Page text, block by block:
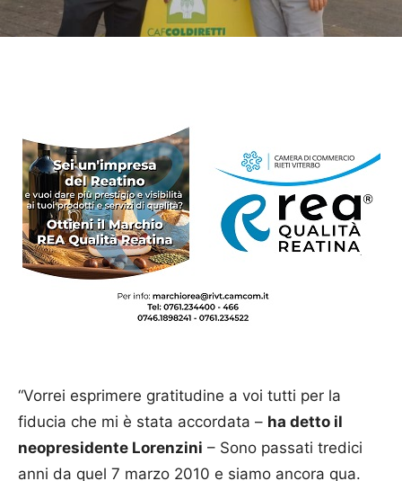
“Vorrei esprimere gratitudine a voi tutti per la
fiducia che mi è stata accordata – ha detto il
neopresidente Lorenzini – Sono passati tredici
anni da quel 7 marzo 2010 e siamo ancora qua.